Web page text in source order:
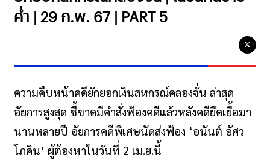
ค่ำ | 29 ก.พ. 67 | PART 5
ความคืบหน้าคดียักยอกเงินสหกรณ์คลองจั่น ล่าสุด
อัยการสูงสุด ชี้ขาดมีคำสั่งฟ้องคดีแล้วหลังคดียืดเยื้อมา
นานหลายปี อัยการคดีพิเศษนัดส่งฟ้อง ‘อนันต์ อัศว
โภคิน’ ผู้ต้องหาในวันที่ 2 เม.ย.นี้